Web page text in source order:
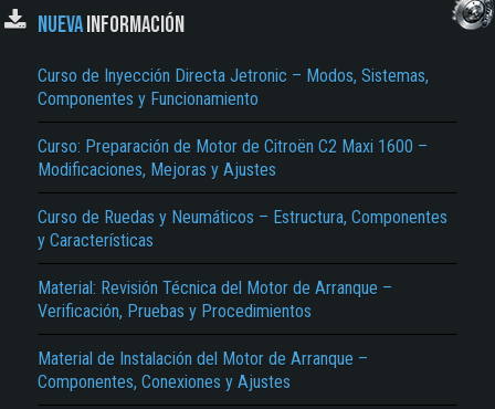
NUEVAINFORMACIÓN
Curso de Inyección Directa Jetronic – Modos, Sistemas,
Componentes y Funcionamiento
Curso: Preparación de Motor de Citroën C2 Maxi 1600 –
Modificaciones, Mejoras y Ajustes
Curso de Ruedas y Neumáticos – Estructura, Componentes
y Características
Material: Revisión Técnica del Motor de Arranque –
Verificación, Pruebas y Procedimientos
Material de Instalación del Motor de Arranque –
Componentes, Conexiones y Ajustes